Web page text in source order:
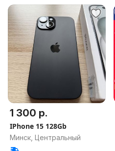
1 300 р.
IPhone 15 128Gb
Минск, Центральный